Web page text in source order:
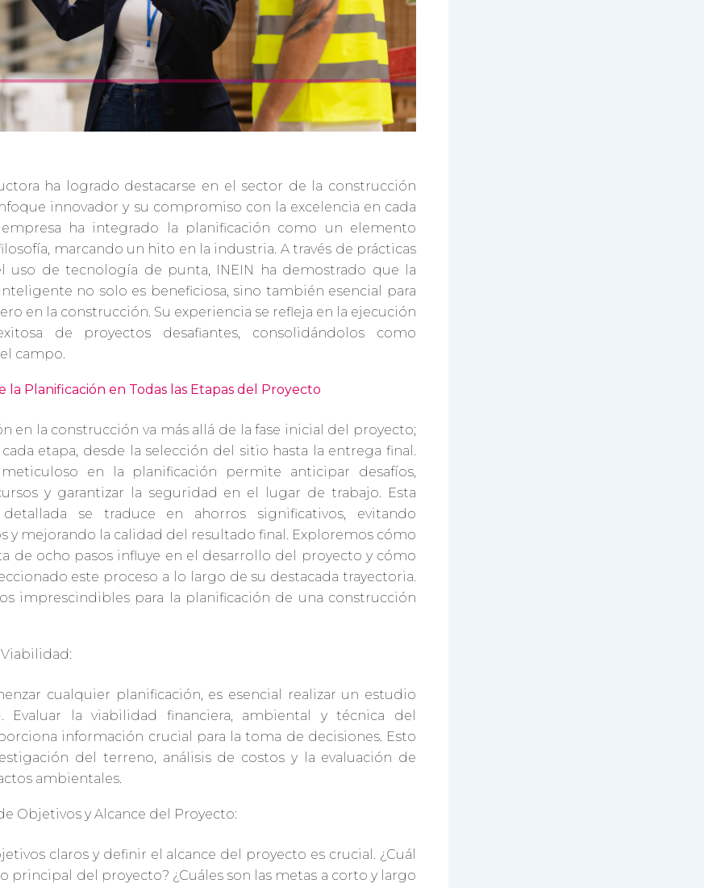
ha logrado destacarse en el sector de la construcción
innovador y su compromiso con la excelencia en cada
ha integrado la planificación como un elemento
marcando un hito en la industria. A través de prácticas
uso de tecnología de punta, INEIN ha demostrado que la
no solo es beneficiosa, sino también esencial para
en la construcción. Su experiencia se refleja en la ejecución
de proyectos desafiantes, consolidándolos como
campo.
la Planificación en Todas las Etapas del Proyecto
en la construcción va más allá de la fase inicial del proyecto;
etapa, desde la selección del sitio hasta la entrega final.
en la planificación permite anticipar desafíos,
y garantizar la seguridad en el lugar de trabajo. Esta
detallada se traduce en ahorros significativos, evitando
y mejorando la calidad del resultado final. Exploremos cómo
de ocho pasos influye en el desarrollo del proyecto y cómo
este proceso a lo largo de su destacada trayectoria.
imprescindibles para la planificación de una construcción
cualquier planificación, es esencial realizar un estudio
Evaluar la viabilidad financiera, ambiental y técnica del
información crucial para la toma de decisiones. Esto
del terreno, análisis de costos y la evaluación de
ambientales.
Objetivos y Alcance del Proyecto:
claros y definir el alcance del proyecto es crucial. ¿Cuál
principal del proyecto? ¿Cuáles son las metas a corto y largo